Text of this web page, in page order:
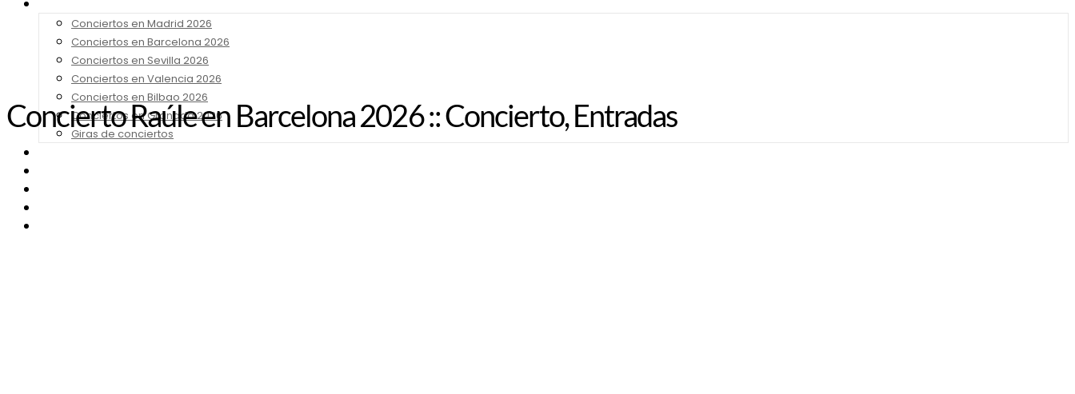
Conciertos en Madrid 2026
Conciertos en Barcelona 2026
Conciertos en Sevilla 2026
Conciertos en Valencia 2026
Conciertos en Bilbao 2026
Conciertos en Granada 2026
Giras de conciertos
Concierto Raúle en Barcelona 2026 :: Concierto, Entradas